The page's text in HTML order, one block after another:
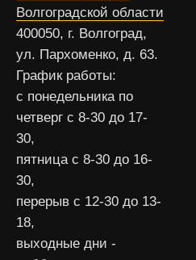
Волгоградской области
400050, г. Волгоград,
ул. Пархоменко, д. 63.
График работы:
с понедельника по
четверг с 8-30 до 17-
30,
пятница с 8-30 до 16-
30,
перерыв с 12-30 до 13-
18,
выходные дни -